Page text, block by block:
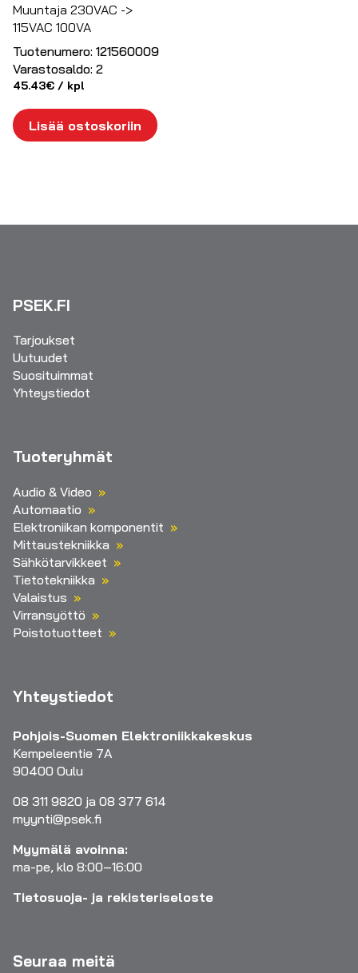
Muuntaja 230VAC ->
115VAC 100VA
Tuotenumero: 121560009
Varastosaldo: 2
45.43€ / kpl
Lisää ostoskoriin
PSEK.FI
Tarjoukset
Uutuudet
Suosituimmat
Yhteystiedot
Tuoteryhmät
Audio & Video
Automaatio
Elektroniikan komponentit
Mittaustekniikka
Sähkötarvikkeet
Tietotekniikka
Valaistus
Virransyöttö
Poistotuotteet
Yhteystiedot
Pohjois-Suomen Elektroniikkakeskus
Kempeleentie 7A
90400 Oulu
08 311 9820 ja 08 377 614
myynti@psek.fi
Myymälä avoinna:
ma-pe, klo 8:00–16:00
Tietosuoja- ja rekisteriseloste
Seuraa meitä